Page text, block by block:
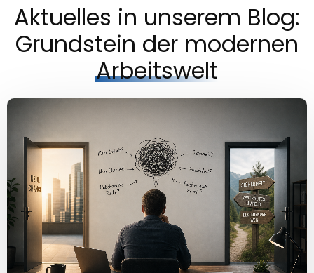
Aktuelles in unserem Blog:
Grundstein der modernen
Arbeitswelt